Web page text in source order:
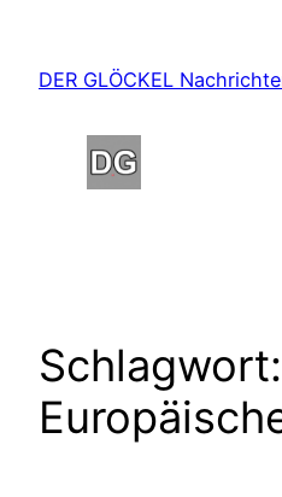
springen
DER GLÖCKEL
Schlagwort: